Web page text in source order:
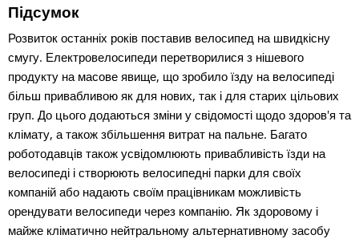
Підсумок
Розвиток останніх років поставив велосипед на швидкісну
смугу. Електровелосипеди перетворилися з нішевого
продукту на масове явище, що зробило їзду на велосипеді
більш привабливою як для нових, так і для старих цільових
груп. До цього додаються зміни у свідомості щодо здоров'я та
клімату, а також збільшення витрат на пальне. Багато
роботодавців також усвідомлюють привабливість їзди на
велосипеді і створюють велосипедні парки для своїх
компаній або надають своїм працівникам можливість
орендувати велосипеди через компанію. Як здоровому і
майже кліматично нейтральному альтернативному засобу